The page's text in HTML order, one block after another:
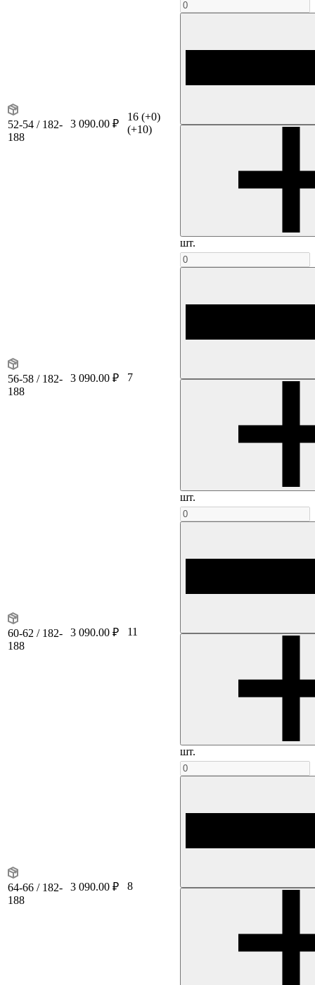
52-54 / 182-
188
3 090.00 ₽
16 (+0)
(+10)
шт.
56-58 / 182-
188
3 090.00 ₽ 7
шт.
60-62 / 182-
188
3 090.00 ₽ 11
шт.
64-66 / 182-
188
3 090.00 ₽ 8